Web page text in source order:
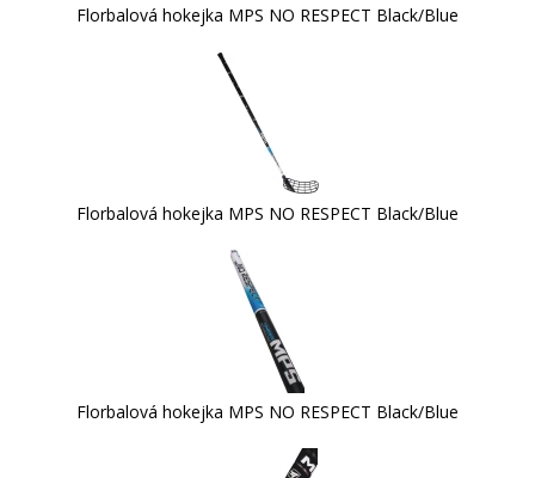
Florbalová hokejka MPS NO RESPECT Black/Blue
Florbalová hokejka MPS NO RESPECT Black/Blue
Florbalová hokejka MPS NO RESPECT Black/Blue